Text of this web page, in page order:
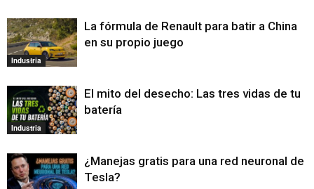
Industria
La fórmula de Renault para batir a China
en su propio juego
Industria
El mito del desecho: Las tres vidas de tu
batería
¿Manejas gratis para una red neuronal de
Tesla?